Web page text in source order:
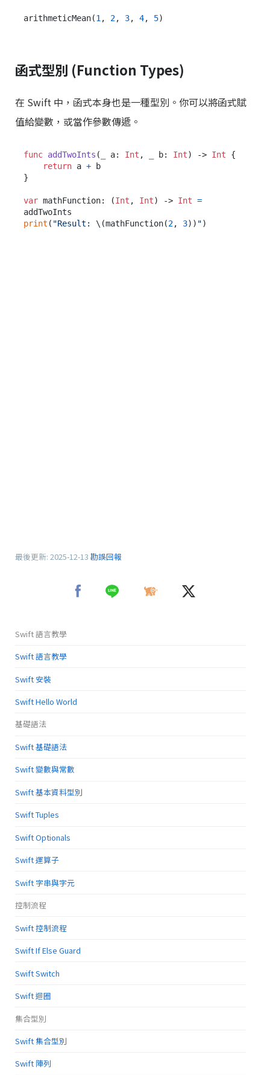
arithmeticMean(1 , 2, 3, 4, 5
函式型別 (Function Types)
在 Swift 中，函式本身也是一種型別。你可以將函式賦
值給變數，或當作參數傳遞。
func addTwoInts ( a: Int , b: Int) -> Int {
return a + b
}
var mathFunction: (Int , Int) -> Int =
print ( "Result: \(mathFunction(2, 3)) "
最後更新: 2025-12-13 勘誤回報
Swift 語言教學
Swift 語言教學
Swift 安裝
Swift Hello World
基礎語法
Swift 基礎語法
Swift 變數與常數
Swift 基本資料型別
Swift Tuples
Swift Optionals
Swift 運算子
Swift 字串與字元
控制流程
Swift 控制流程
Swift If Else Guard
Swift Switch
Swift 迴圈
集合型別
Swift 集合型別
Swift 陣列